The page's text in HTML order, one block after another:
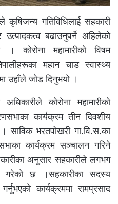
कृषिजन्य गतिविधिलाई सहकारी
बढाउनुपर्ने अहिलेको
कोरोना महामारीको विषम
महान चाड स्वास्थ्य
उहाँले जोड दिनुभयो ।
कोरोना महामारीको
कार्यक्रम तीन दिवशीय
साविक भरतपोखरी गा.वि.स.का
कार्यक्रम सञ्चालन गरिने
अनुसार सहकारीले लगभग
गरेको छ ।सहकारीका सदस्य
कार्यक्रममा रामप्रसाद